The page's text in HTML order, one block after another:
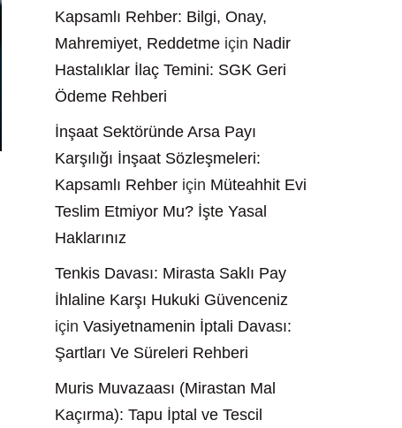
Kapsamlı Rehber: Bilgi, Onay,
Mahremiyet, Reddetme için Nadir
Hastalıklar İlaç Temini: SGK Geri
Ödeme Rehberi
İnşaat Sektöründe Arsa Payı
Karşılığı İnşaat Sözleşmeleri:
Kapsamlı Rehber için Müteahhit Evi
Teslim Etmiyor Mu? İşte Yasal
Haklarınız
Tenkis Davası: Mirasta Saklı Pay
İhlaline Karşı Hukuki Güvenceniz
için Vasiyetnamenin İptali Davası:
Şartları Ve Süreleri Rehberi
Muris Muvazaası (Mirastan Mal
Kaçırma): Tapu İptal ve Tescil